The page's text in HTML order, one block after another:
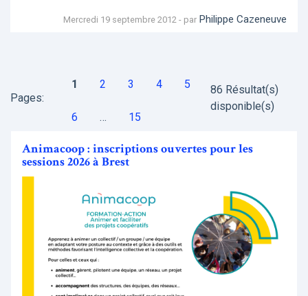
Mercredi 19 septembre 2012 - par Philippe Cazeneuve
Pages:
1 2 3 4 5
6 … 15
86 Résultat(s)
disponible(s)
Animacoop : inscriptions ouvertes pour les
sessions 2026 à Brest